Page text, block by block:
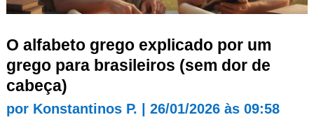
O alfabeto grego explicado por um
grego para brasileiros (sem dor de
cabeça)
por Konstantinos P. 26/01/2026 às 09:58